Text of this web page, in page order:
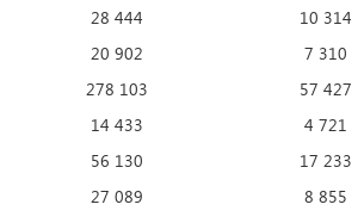
28 444
10 314
20 902
7 310
278 103
57 427
14 433
4 721
56 130
17 233
27 089
8 855